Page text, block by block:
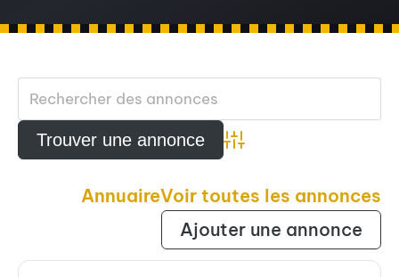
Advanced Search
AnnuaireVoir toutes les annonces
Ajouter une annonce